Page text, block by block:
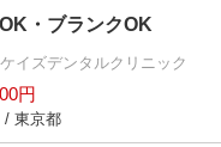
・ブランクOK
イズデンタルクリニック
円
/ 東京都